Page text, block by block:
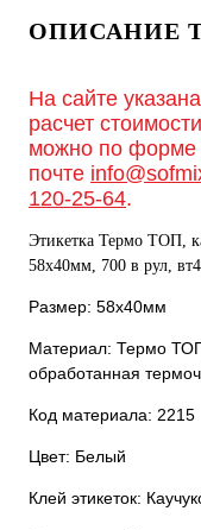
ОПИСАНИЕ
На сайте
расчет
можно по форме
почте
120-25-64.
Этикетка Термо ТОП,
58х40мм, 700 в рул,
Размер: 58х40мм
Материал: Термо
обработанная
Код материала: 2215
Цвет: Белый
Клей этикеток: